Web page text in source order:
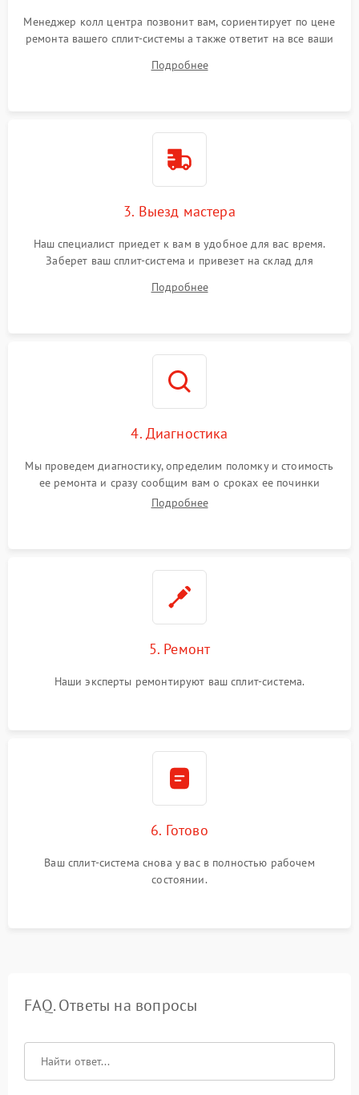
Менеджер колл центра позвонит вам, сориентирует по цене
ремонта вашего сплит-системы а также ответит на все ваши
Подробнее
3. Выезд мастера
Наш специалист приедет к вам в удобное для вас время.
Заберет ваш сплит-система и привезет на склад для
Подробнее
4. Диагностика
Мы проведем диагностику, определим поломку и стоимость
ее ремонта и сразу сообщим вам о сроках ее починки
Подробнее
5. Ремонт
Наши эксперты ремонтируют ваш сплит-система.
6. Готово
Ваш сплит-система снова у вас в полностью рабочем
состоянии.
FAQ. Ответы на вопросы